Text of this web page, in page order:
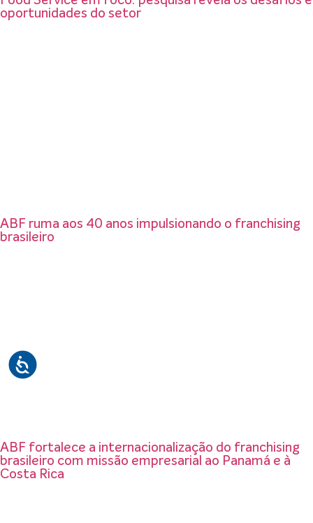
oportunidades do setor
ABF ruma aos 40 anos impulsionando o franchising
brasileiro
ABF fortalece a internacionalização do franchising
brasileiro com missão empresarial ao Panamá e à
Costa Rica